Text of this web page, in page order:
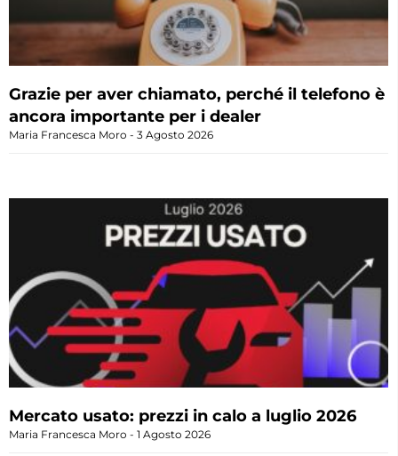
Grazie per aver chiamato, perché il telefono è
ancora importante per i dealer
Maria Francesca Moro 3 Agosto 2026
Mercato usato: prezzi in calo a luglio 2026
Maria Francesca Moro 1 Agosto 2026